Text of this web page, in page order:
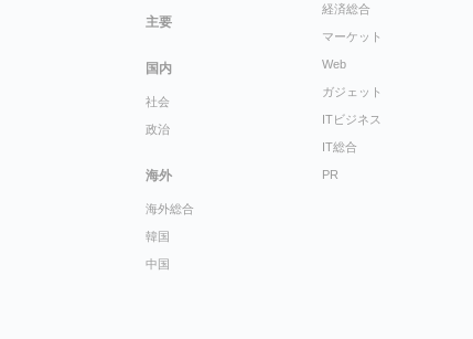
主要
国内
社会
政治
海外
海外総合
韓国
中国
経済総合
マーケット
Web
ガジェット
ITビジネス
IT総合
PR